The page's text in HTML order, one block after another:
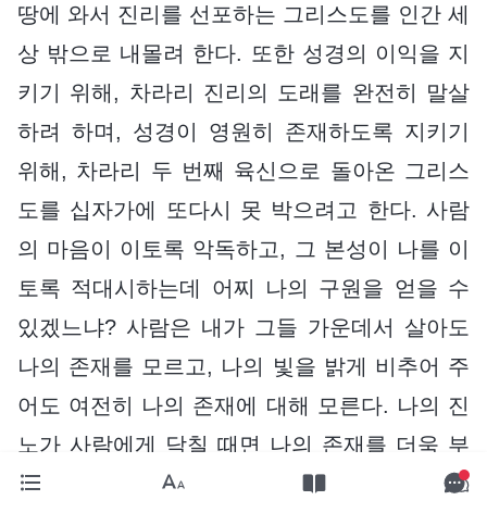
땅에 와서 진리를 선포하는 그리스도를 인간 세
상 밖으로 내몰려 한다. 또한 성경의 이익을 지
키기 위해, 차라리 진리의 도래를 완전히 말살
하려 하며, 성경이 영원히 존재하도록 지키기
위해, 차라리 두 번째 육신으로 돌아온 그리스
도를 십자가에 또다시 못 박으려고 한다. 사람
의 마음이 이토록 악독하고, 그 본성이 나를 이
토록 적대시하는데 어찌 나의 구원을 얻을 수
있겠느냐? 사람은 내가 그들 가운데서 살아도
나의 존재를 모르고, 나의 빛을 밝게 비추어 주
어도 여전히 나의 존재에 대해 모른다. 나의 진
노가 사람에게 닥칠 때면 나의 존재를 더욱 부
인한다. 사람은 저마다 글귀와 어우러지고 성경